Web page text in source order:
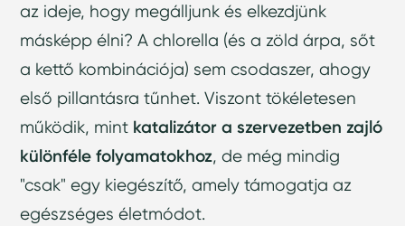
az ideje, hogy megálljunk és elkezdjünk
másképp élni? A chlorella (és a zöld árpa, sőt
a kettő kombinációja) sem csodaszer, ahogy
első pillantásra tűnhet. Viszont tökéletesen
működik, mint katalizátor a szervezetben zajló
különféle folyamatokhoz, de még mindig
"csak" egy kiegészítő, amely támogatja az
egészséges életmódot.